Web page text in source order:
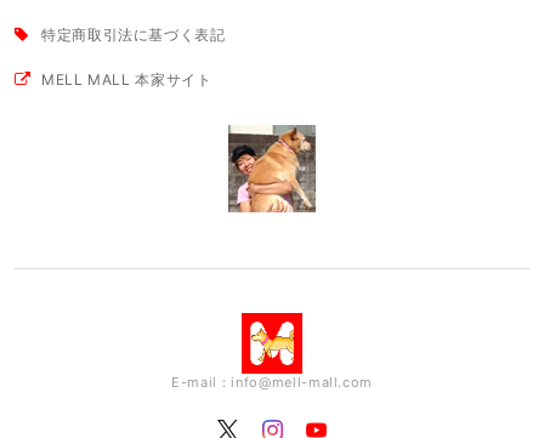
特定商取引法に基づく表記
MELL MALL 本家サイト
E-mail： info@mell-mall.com